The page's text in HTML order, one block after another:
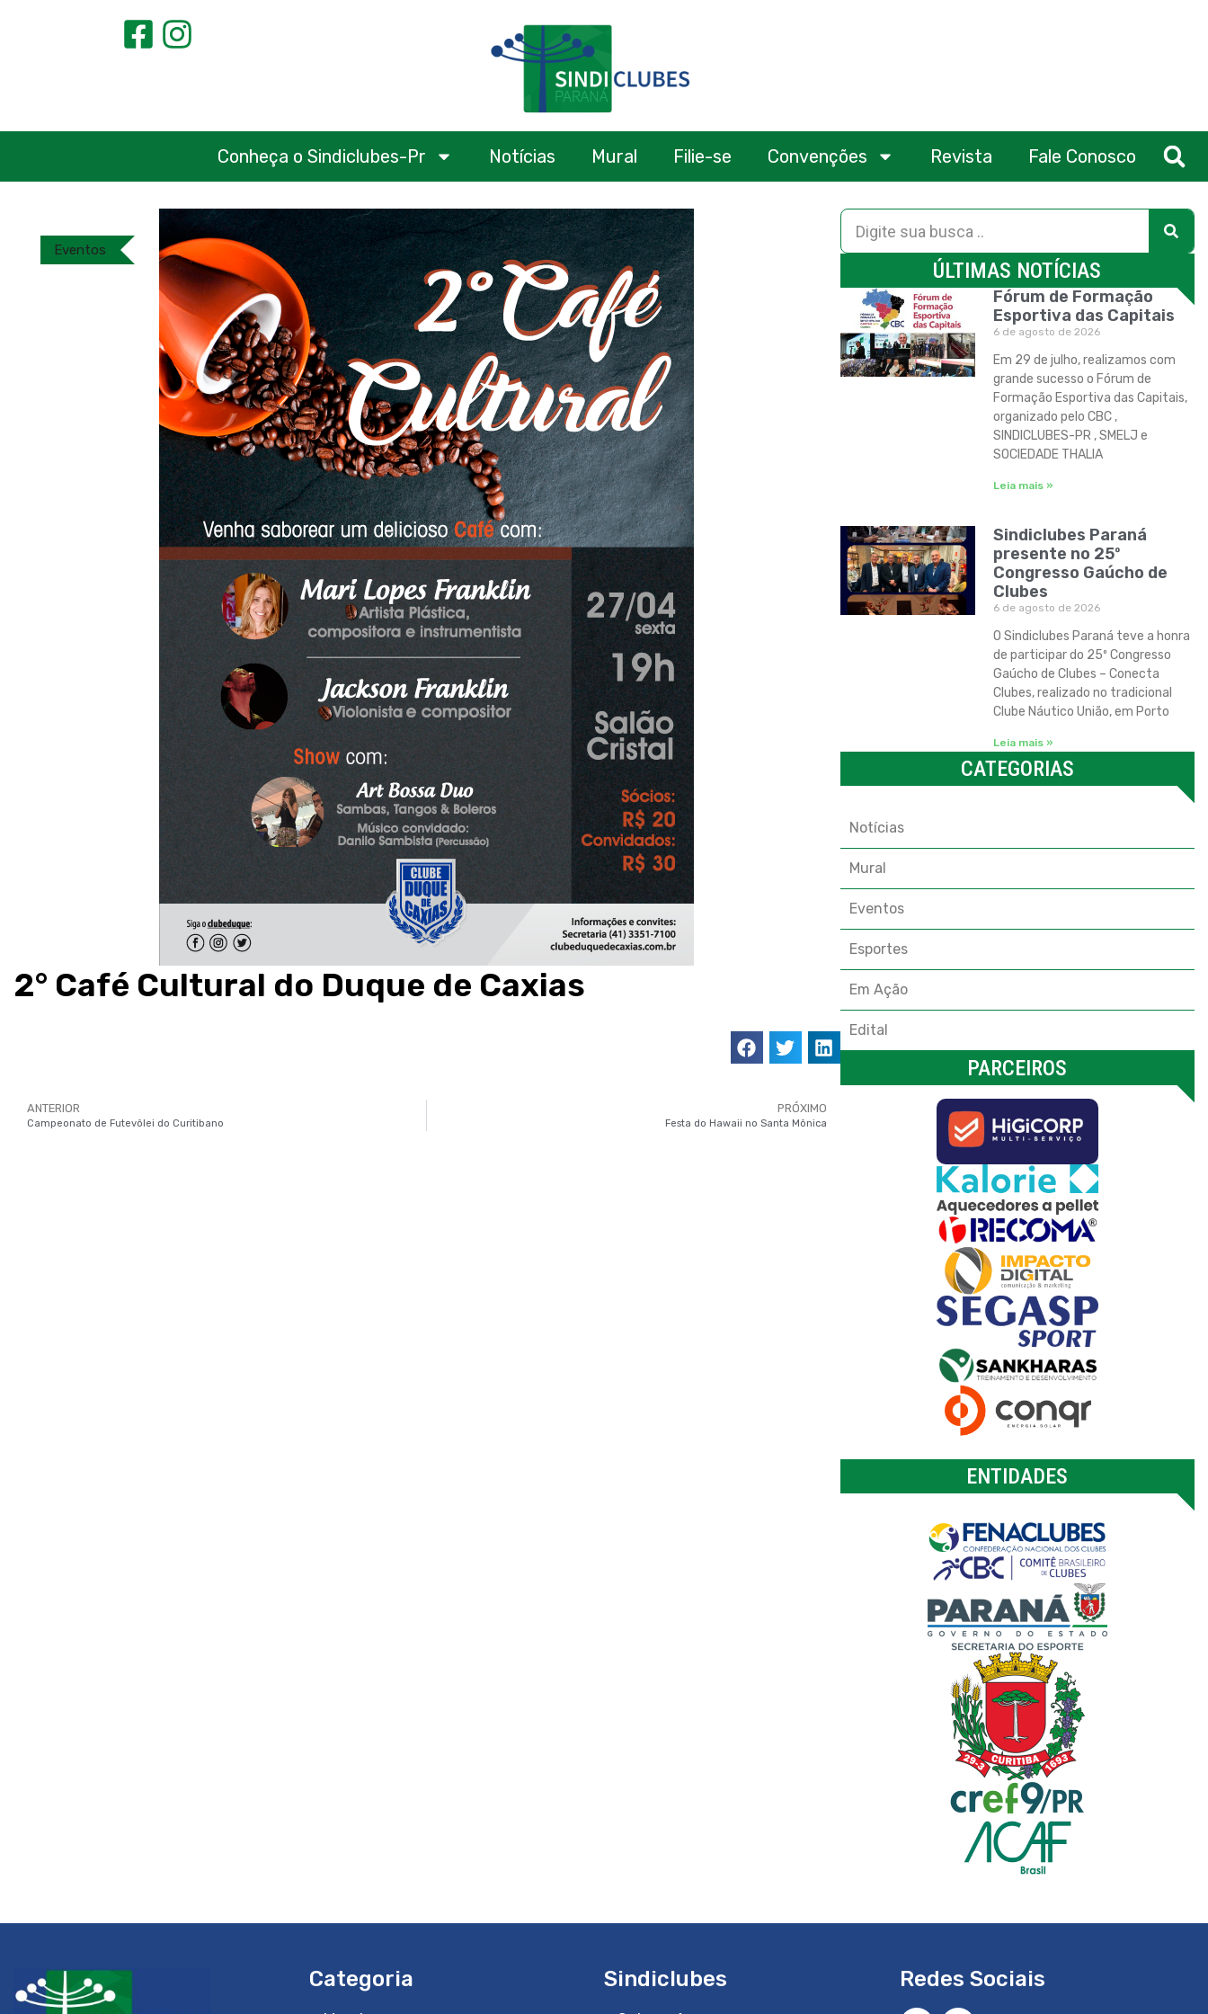
Conheça o Sindiclubes-Pr Notícias Mural Filie-se Convenções Revista Fale Conosco
Eventos
2° Café Cultural do Duque de Caxias
ANTERIOR
Campeonato de Futevôlei do Curitibano
PRÓXIMO
Festa do Hawaii no Santa Mônica
ÚLTIMAS NOTÍCIAS
Fórum de Formação
Esportiva das Capitais
6 de agosto de 2026
Em 29 de julho, realizamos com
grande sucesso o Fórum de
Formação Esportiva das Capitais,
organizado pelo CBC ,
SINDICLUBES-PR , SMELJ e
SOCIEDADE THALIA
Leia mais »
Sindiclubes Paraná
presente no 25º
Congresso Gaúcho de
Clubes
6 de agosto de 2026
O Sindiclubes Paraná teve a honra
de participar do 25º Congresso
Gaúcho de Clubes – Conecta
Clubes, realizado no tradicional
Clube Náutico União, em Porto
Leia mais »
CATEGORIAS
Notícias
Mural
Eventos
Esportes
Em Ação
Edital
PARCEIROS
ENTIDADES
Categoria Sindiclubes Redes Sociais